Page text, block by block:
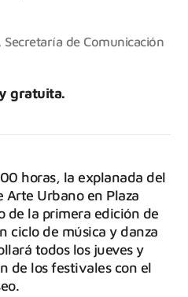
Secretaría de Comunicación
gratuita.
horas, la explanada del
Arte Urbano en Plaza
de la primera edición de
ciclo de música y danza
todos los jueves y
de los festivales con el